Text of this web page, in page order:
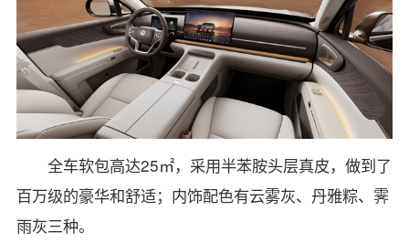
全车软包高达25㎡，采用半苯胺头层真皮，做到了
百万级的豪华和舒适；内饰配色有云雾灰、丹雅粽、霁
雨灰三种。